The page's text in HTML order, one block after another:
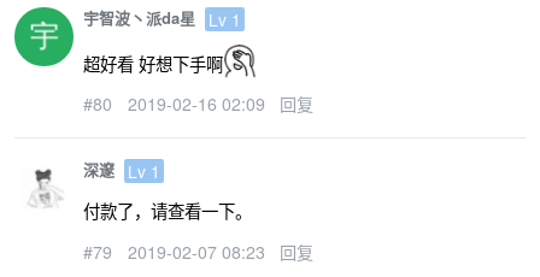
宇智波丶派da星 Lv 1
超好看 好想下手啊
#80 2019-02-16 02:09 回复
深邃 Lv 1
付款了，请查看一下。
#79 2019-02-07 08:23 回复